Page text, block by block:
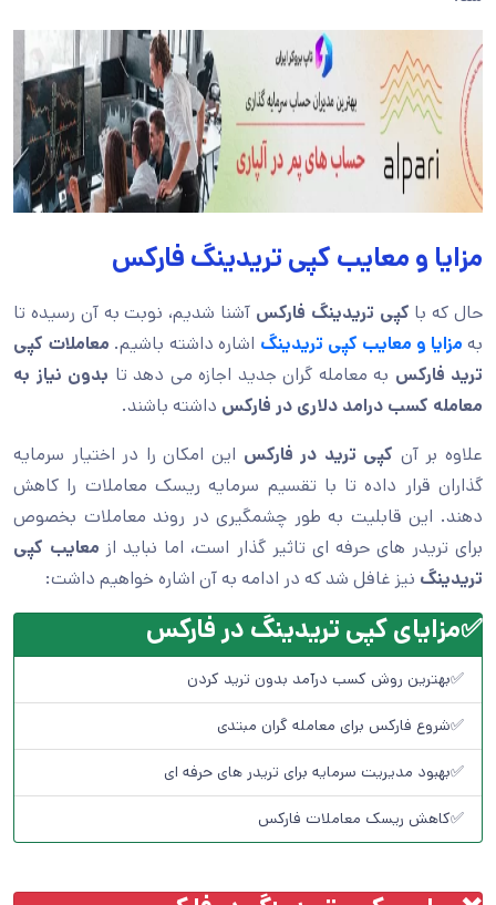
مزایا و معایب کپی تریدینگ فارکس
حال که با کپی تریدینگ فارکس آشنا شدیم، نوبت به آن رسیده تا
به مزایا و معایب کپی تریدینگ اشاره داشته باشیم. معاملات کپی
ترید فارکس به معامله گران جدید اجازه می دهد تا بدون نیاز به
معامله کسب درامد دلاری در فارکس داشته باشند.
علاوه بر آن کپی ترید در فارکس این امکان را در اختیار سرمایه
گذاران قرار داده تا با تقسیم سرمایه ریسک معاملات را کاهش
دهند. این قابلیت به طور چشمگیری در روند معاملات بخصوص
برای تریدر های حرفه ای تاثیر گذار است، اما نباید از معایب کپی
تریدینگ نیز غافل شد که در ادامه به آن اشاره خواهیم داشت:
✅مزایای کپی تریدینگ در فارکس
✅بهترین روش کسب درآمد بدون ترید کردن
✅شروع فارکس برای معامله گران مبتدی
✅بهبود مدیریت سرمایه برای تریدر های حرفه ای
✅کاهش ریسک معاملات فارکس